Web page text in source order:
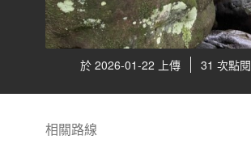
於 2026-01-22 上傳 31 次點閱
相關路線